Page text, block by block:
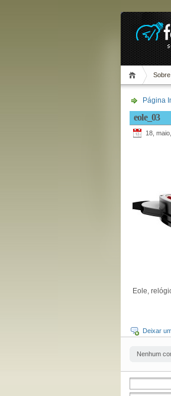
Página
eole_03
18,
Eole,
Deixar
Nenhum